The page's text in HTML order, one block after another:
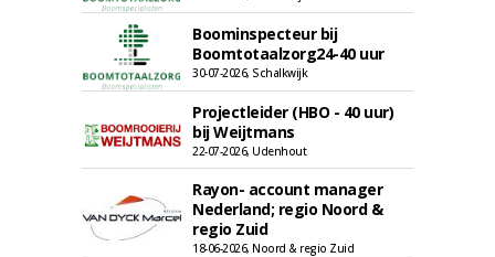
Boominspecteur bij
Boomtotaalzorg24-40 uur
30-07-2026, Schalkwijk
Projectleider (HBO - 40 uur)
bij Weijtmans
22-07-2026, Udenhout
Rayon- account manager
Nederland; regio Noord &
regio Zuid
18-06-2026, Noord & regio Zuid